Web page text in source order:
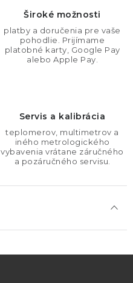
Široké možnosti
platby a doručenia pre vaše
pohodlie. Prijímame
platobné karty, Google Pay
alebo Apple Pay.
Servis a kalibrácia
teplomerov, multimetrov a
iného metrologického
vybavenia vrátane záručného
a pozáručného servisu.